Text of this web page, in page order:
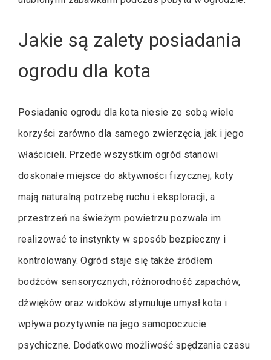
Jakie są zalety posiadania
ogrodu dla kota
Posiadanie ogrodu dla kota niesie ze sobą wiele
korzyści zarówno dla samego zwierzęcia, jak i jego
właścicieli. Przede wszystkim ogród stanowi
doskonałe miejsce do aktywności fizycznej; koty
mają naturalną potrzebę ruchu i eksploracji, a
przestrzeń na świeżym powietrzu pozwala im
realizować te instynkty w sposób bezpieczny i
kontrolowany. Ogród staje się także źródłem
bodźców sensorycznych; różnorodność zapachów,
dźwięków oraz widoków stymuluje umysł kota i
wpływa pozytywnie na jego samopoczucie
psychiczne. Dodatkowo możliwość spędzania czasu